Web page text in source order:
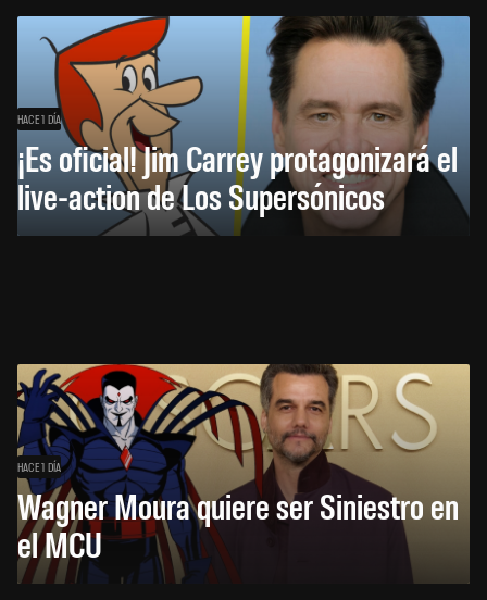
HACE 1 DÍA
¡Es oficial! Jim Carrey protagonizará el
live-action de Los Supersónicos
HACE 1 DÍA
Wagner Moura quiere ser Siniestro en
el MCU